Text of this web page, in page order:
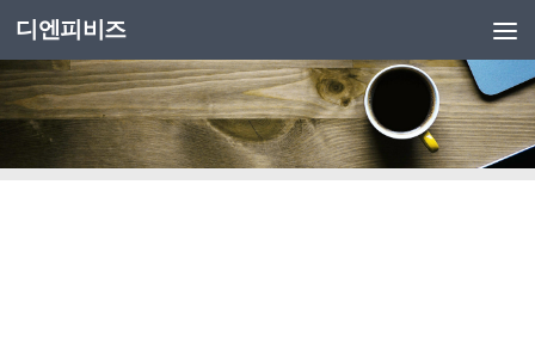
Skip to content
디엔피비즈